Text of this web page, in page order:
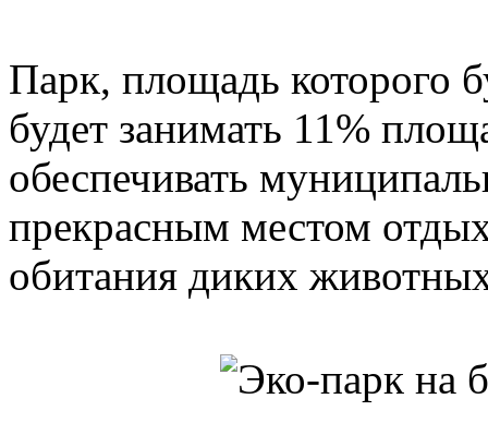
Парк, площадь которого
будет занимать 11%
обеспечивать
прекрасным местом
обитания диких